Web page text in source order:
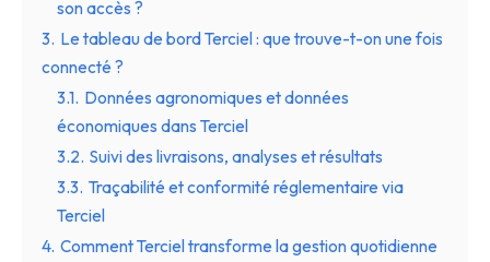
son accès ?
3. Le tableau de bord Terciel : que trouve-t-on une fois
connecté ?
3.1. Données agronomiques et données
économiques dans Terciel
3.2. Suivi des livraisons, analyses et résultats
3.3. Traçabilité et conformité réglementaire via
Terciel
4. Comment Terciel transforme la gestion quotidienne